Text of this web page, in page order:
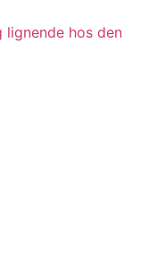
lignende hos den